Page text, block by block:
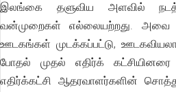
இலங்கை தளுவிய அளவில்
வன்முறைகள் எல்லையற்றது. அவை
ஊடகங்கள் முடக்கப்பட்டு,
போதல் முதல் எதிர்க் கட்சியினரை
எதிர்க்கட்சி ஆதரவாளர்களின்